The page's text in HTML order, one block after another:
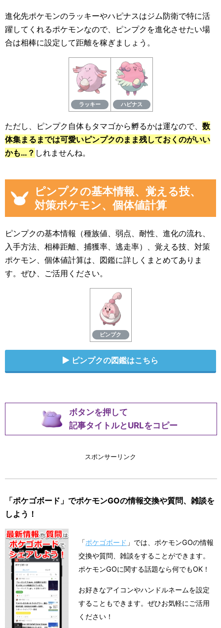
進化先ポケモンのラッキーやハピナスはジム防衛で特に活
躍してくれるポケモンなので、ピンプクを進化させたい場
合は相棒に設定して距離を稼ぎましょう。
ラッキー ハピナス
ただし、ピンプク自体もタマゴから孵るかは運なので、 数
体集まるまでは可愛いピンプクのまま残しておくのがいい
かも…？ しれませんね。
ピンプクの基本情報、覚える技、
対策ポケモン、個体値計算
ピンプクの基本情報（種族値、弱点、耐性、進化の流れ、
入手方法、相棒距離、捕獲率、逃走率）、覚える技、対策
ポケモン、個体値計算は、図鑑に詳しくまとめてありま
す。ぜひ、ご活用ください。
ピンプク
ピンプクの図鑑はこちら
ボタンを押して
記事タイトルとURLをコピー
スポンサーリンク
「ポケゴボード」でポケモンGOの情報交換や質問、雑談を
しよう！
「ポケゴボード 」では、ポケモンGOの情報
交換や質問、雑談をすることができます。
ポケモンGOに関する話題なら何でもOK！
お好きなアイコンやハンドルネームを設定
することもできます。ぜひお気軽にご活用
ください！